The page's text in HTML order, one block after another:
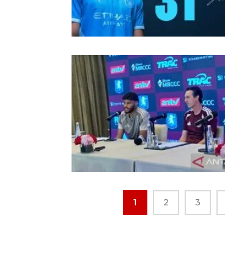
1 2 3